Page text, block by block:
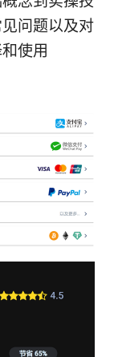
问题以及对
使用